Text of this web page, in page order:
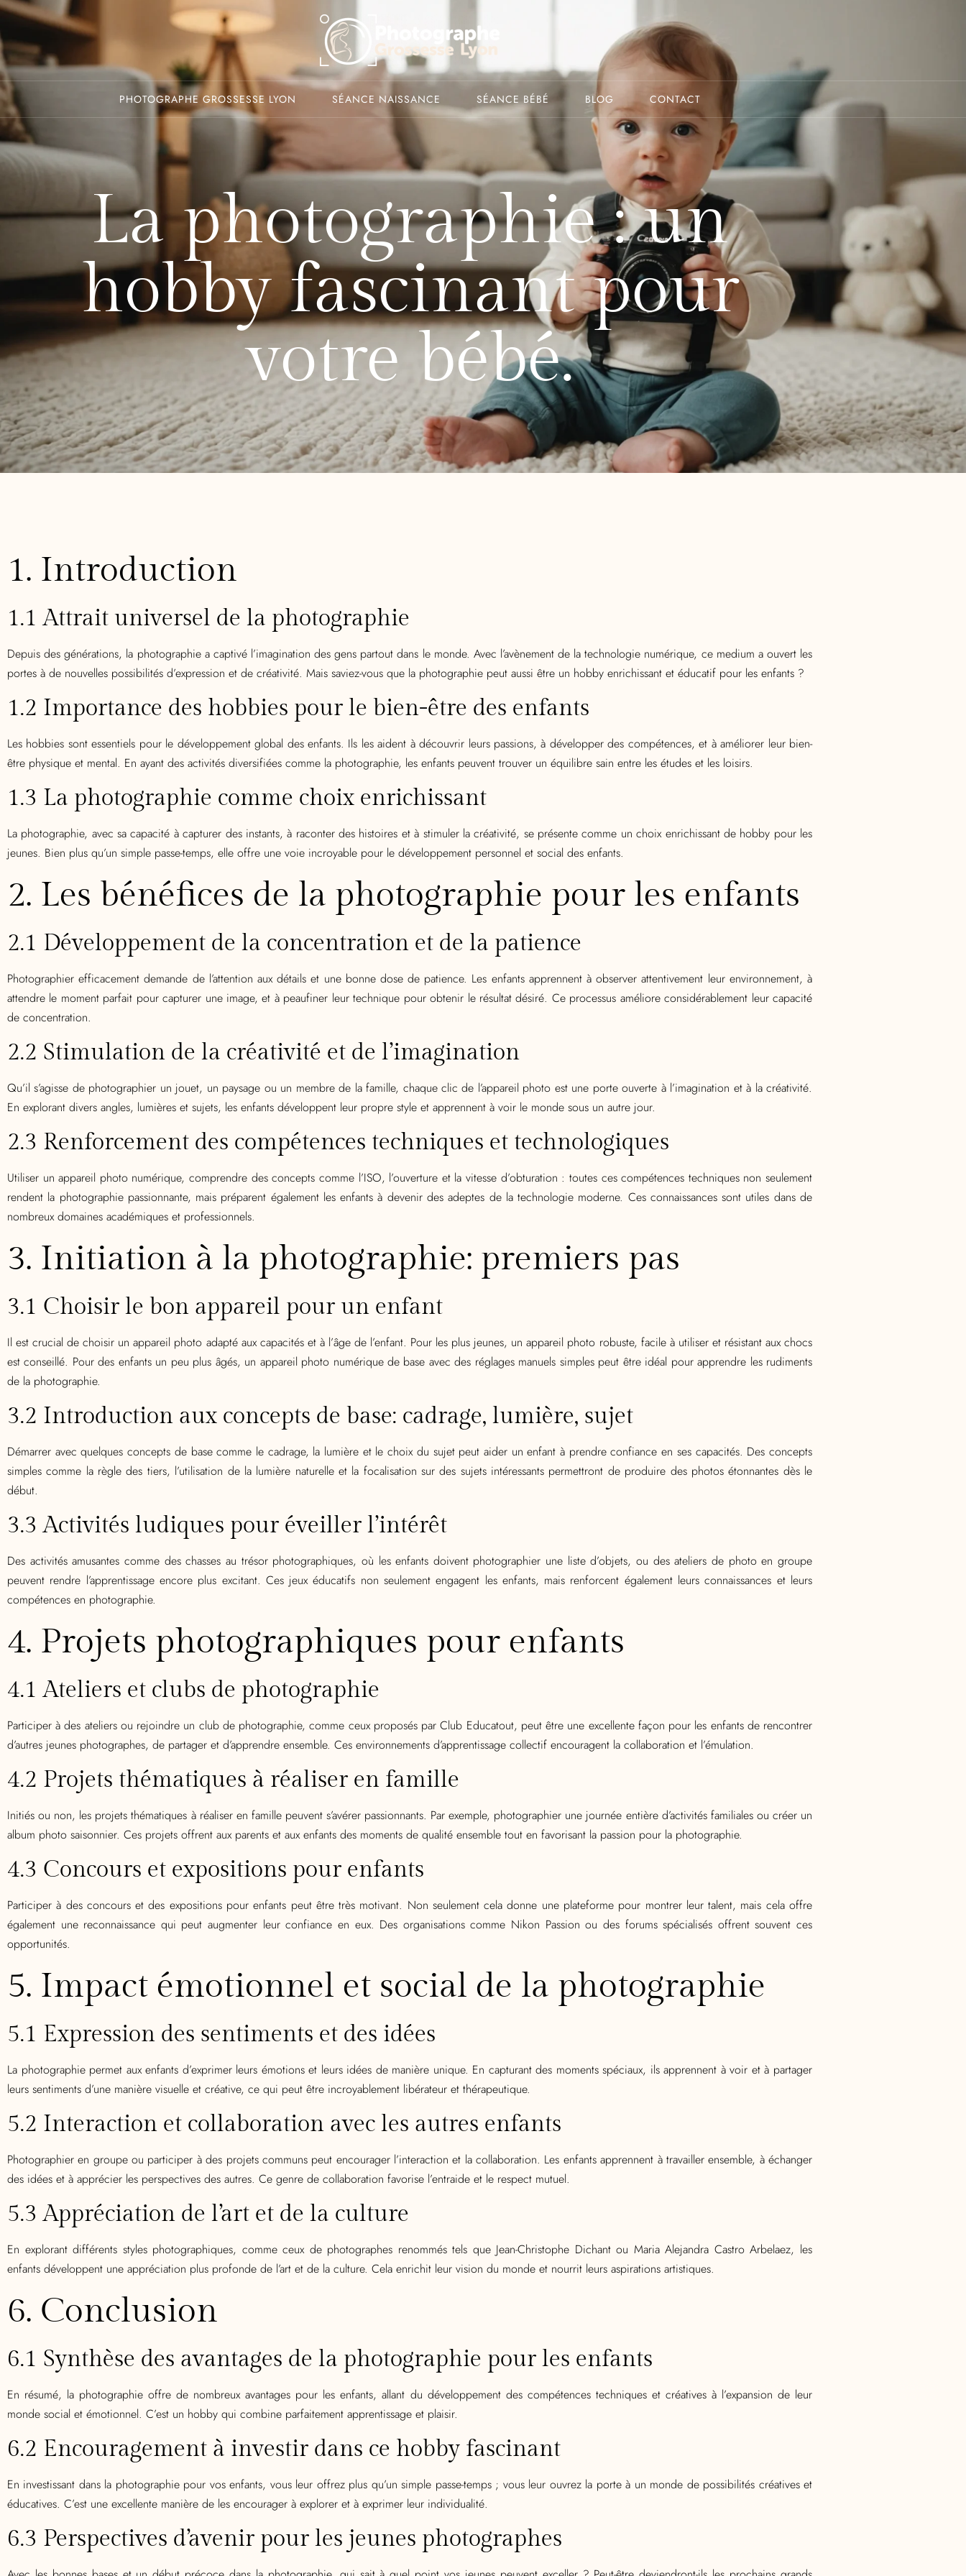
PHOTOGRAPHE GROSSESSE LYON SÉANCE NAISSANCE SÉANCE BÉBÉ BLOG CONTACT
La photographie : un
hobby fascinant pour
votre bébé.
1. Introduction
1.1 Attrait universel de la photographie
Depuis des générations, la photographie a captivé l’imagination des gens partout dans le monde. Avec l’avènement de la technologie numérique, ce medium a ouvert les
portes à de nouvelles possibilités d’expression et de créativité. Mais saviez-vous que la photographie peut aussi être un hobby enrichissant et éducatif pour les enfants ?
1.2 Importance des hobbies pour le bien-être des enfants
Les hobbies sont essentiels pour le développement global des enfants. Ils les aident à découvrir leurs passions, à développer des compétences, et à améliorer leur bien-
être physique et mental. En ayant des activités diversifiées comme la photographie, les enfants peuvent trouver un équilibre sain entre les études et les loisirs.
1.3 La photographie comme choix enrichissant
La photographie, avec sa capacité à capturer des instants, à raconter des histoires et à stimuler la créativité, se présente comme un choix enrichissant de hobby pour les
jeunes. Bien plus qu’un simple passe-temps, elle offre une voie incroyable pour le développement personnel et social des enfants.
2. Les bénéfices de la photographie pour les enfants
2.1 Développement de la concentration et de la patience
Photographier efficacement demande de l’attention aux détails et une bonne dose de patience. Les enfants apprennent à observer attentivement leur environnement, à
attendre le moment parfait pour capturer une image, et à peaufiner leur technique pour obtenir le résultat désiré. Ce processus améliore considérablement leur capacité
de concentration.
2.2 Stimulation de la créativité et de l’imagination
Qu’il s’agisse de photographier un jouet, un paysage ou un membre de la famille, chaque clic de l’appareil photo est une porte ouverte à l’imagination et à la créativité.
En explorant divers angles, lumières et sujets, les enfants développent leur propre style et apprennent à voir le monde sous un autre jour.
2.3 Renforcement des compétences techniques et technologiques
Utiliser un appareil photo numérique, comprendre des concepts comme l’ISO, l’ouverture et la vitesse d’obturation : toutes ces compétences techniques non seulement
rendent la photographie passionnante, mais préparent également les enfants à devenir des adeptes de la technologie moderne. Ces connaissances sont utiles dans de
nombreux domaines académiques et professionnels.
3. Initiation à la photographie: premiers pas
3.1 Choisir le bon appareil pour un enfant
Il est crucial de choisir un appareil photo adapté aux capacités et à l’âge de l’enfant. Pour les plus jeunes, un appareil photo robuste, facile à utiliser et résistant aux chocs
est conseillé. Pour des enfants un peu plus âgés, un appareil photo numérique de base avec des réglages manuels simples peut être idéal pour apprendre les rudiments
de la photographie.
3.2 Introduction aux concepts de base: cadrage, lumière, sujet
Démarrer avec quelques concepts de base comme le cadrage, la lumière et le choix du sujet peut aider un enfant à prendre confiance en ses capacités. Des concepts
simples comme la règle des tiers, l’utilisation de la lumière naturelle et la focalisation sur des sujets intéressants permettront de produire des photos étonnantes dès le
début.
3.3 Activités ludiques pour éveiller l’intérêt
Des activités amusantes comme des chasses au trésor photographiques, où les enfants doivent photographier une liste d’objets, ou des ateliers de photo en groupe
peuvent rendre l’apprentissage encore plus excitant. Ces jeux éducatifs non seulement engagent les enfants, mais renforcent également leurs connaissances et leurs
compétences en photographie.
4. Projets photographiques pour enfants
4.1 Ateliers et clubs de photographie
Participer à des ateliers ou rejoindre un club de photographie, comme ceux proposés par Club Educatout, peut être une excellente façon pour les enfants de rencontrer
d’autres jeunes photographes, de partager et d’apprendre ensemble. Ces environnements d’apprentissage collectif encouragent la collaboration et l’émulation.
4.2 Projets thématiques à réaliser en famille
Initiés ou non, les projets thématiques à réaliser en famille peuvent s’avérer passionnants. Par exemple, photographier une journée entière d’activités familiales ou créer un
album photo saisonnier. Ces projets offrent aux parents et aux enfants des moments de qualité ensemble tout en favorisant la passion pour la photographie.
4.3 Concours et expositions pour enfants
Participer à des concours et des expositions pour enfants peut être très motivant. Non seulement cela donne une plateforme pour montrer leur talent, mais cela offre
également une reconnaissance qui peut augmenter leur confiance en eux. Des organisations comme Nikon Passion ou des forums spécialisés offrent souvent ces
opportunités.
5. Impact émotionnel et social de la photographie
5.1 Expression des sentiments et des idées
La photographie permet aux enfants d’exprimer leurs émotions et leurs idées de manière unique. En capturant des moments spéciaux, ils apprennent à voir et à partager
leurs sentiments d’une manière visuelle et créative, ce qui peut être incroyablement libérateur et thérapeutique.
5.2 Interaction et collaboration avec les autres enfants
Photographier en groupe ou participer à des projets communs peut encourager l’interaction et la collaboration. Les enfants apprennent à travailler ensemble, à échanger
des idées et à apprécier les perspectives des autres. Ce genre de collaboration favorise l’entraide et le respect mutuel.
5.3 Appréciation de l’art et de la culture
En explorant différents styles photographiques, comme ceux de photographes renommés tels que Jean-Christophe Dichant ou Maria Alejandra Castro Arbelaez, les
enfants développent une appréciation plus profonde de l’art et de la culture. Cela enrichit leur vision du monde et nourrit leurs aspirations artistiques.
6. Conclusion
6.1 Synthèse des avantages de la photographie pour les enfants
En résumé, la photographie offre de nombreux avantages pour les enfants, allant du développement des compétences techniques et créatives à l’expansion de leur
monde social et émotionnel. C’est un hobby qui combine parfaitement apprentissage et plaisir.
6.2 Encouragement à investir dans ce hobby fascinant
En investissant dans la photographie pour vos enfants, vous leur offrez plus qu’un simple passe-temps ; vous leur ouvrez la porte à un monde de possibilités créatives et
éducatives. C’est une excellente manière de les encourager à explorer et à exprimer leur individualité.
6.3 Perspectives d’avenir pour les jeunes photographes